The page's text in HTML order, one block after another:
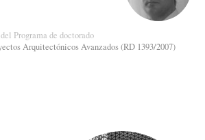
Programa de doctorado
Arquitectónicos Avanzados (RD 1393/2007)